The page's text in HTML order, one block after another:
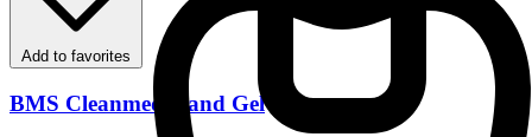
Add to favorites
BMS Cleanmed Hand Gel